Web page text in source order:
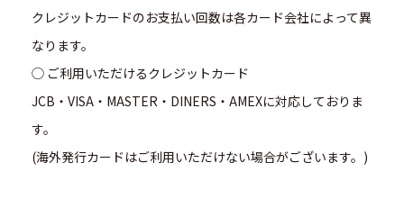
クレジットカードのお支払い回数は各カード会社によって異
なります。
◯ ご利用いただけるクレジットカード
JCB・VISA・MASTER・DINERS・AMEXに対応しておりま
す。
(海外発行カードはご利用いただけない場合がございます。)